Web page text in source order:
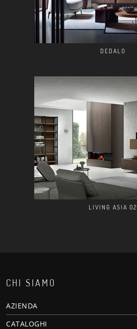
DEDALO
LIVING ASIA 02
CHI SIAMO
AZIENDA
CATALOGHI